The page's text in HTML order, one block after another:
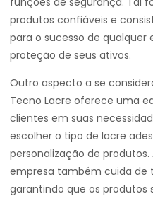
produtos confiáveis e
para o sucesso de qualquer
proteção de seus ativos.
Outro aspecto a se
Tecno Lacre oferece uma
clientes em suas
escolher o tipo de lacre
personalização de
empresa também cuida de
garantindo que os produtos